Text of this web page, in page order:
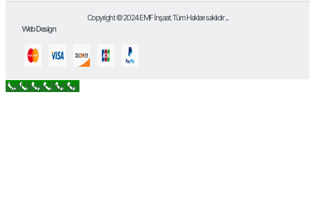
Copyright © 2024 EMF İnşaat. Tüm Hakları saklıdır ...
Web Design
Call Now Button